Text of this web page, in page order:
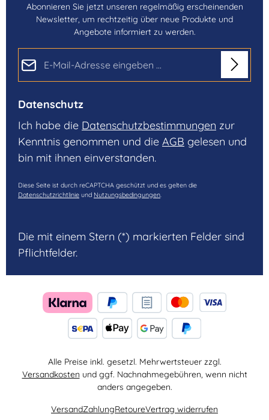
Abonnieren Sie jetzt unseren regelmäßig erscheinenden
Newsletter, um rechtzeitig über neue Produkte und
Angebote informiert zu werden.
Datenschutz
Ich habe die Datenschutzbestimmungen zur
Kenntnis genommen und die AGB gelesen und
bin mit ihnen einverstanden.
Diese Seite ist durch reCAPTCHA geschützt und es gelten die
Datenschutzrichtlinie und Nutzungsbedingungen
Die mit einem Stern (*) markierten Felder sind
Pflichtfelder.
Alle Preise inkl. gesetzl. Mehrwertsteuer zzgl.
Versandkosten und ggf. Nachnahmegebühren, wenn nicht
anders angegeben.
VersandZahlungRetoureVertrag widerrufen